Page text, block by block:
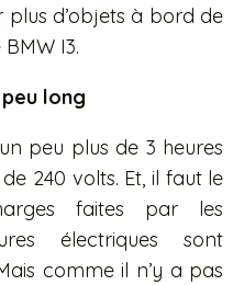
plus d’objets à bord de
I3.
long
peu plus de 3 heures
240 volts. Et, il faut le
faites par les
électriques sont
comme il n’y a pas